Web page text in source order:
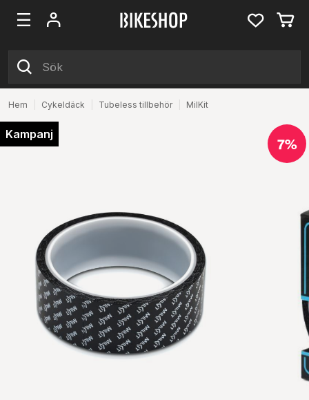
Hem Cykeldäck Tubeless tillbehör MilKit
Kampanj
7%